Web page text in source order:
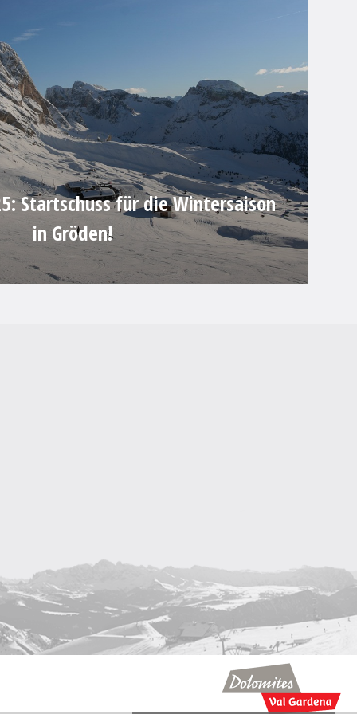
Startschuss für die Wintersaison
in Gröden!